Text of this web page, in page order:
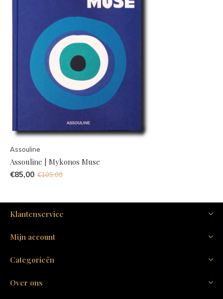
Assouline
Assouline | Mykonos Muse
€85,00 €105,00
Klantenservice
Mijn account
Categorieën
Over ons